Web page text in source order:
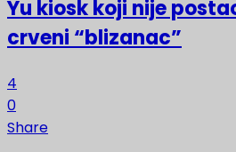
Yu kiosk koji nije
crveni “blizanac”
4
0
Share